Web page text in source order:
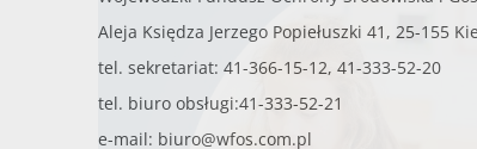
Aleja Księdza Jerzego Popiełuszki 41, 25-155
tel. sekretariat: 41-366-15-12, 41-333-52-20
tel. biuro obsługi:41-333-52-21
e-mail: biuro@wfos.com.pl